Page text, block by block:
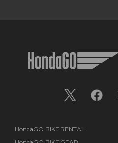
HondaGO BIKE RENTAL